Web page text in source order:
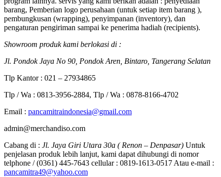
barang, Pemberian logo perusahaan (untuk setiap item barang ),
pembungkusan (wrapping), penyimpanan (inventory), dan
pengaturan pengiriman sampai ke penerima hadiah (recipients).
Showroom produk kami berlokasi di :
Jl. Pondok Jaya No 90, Pondok Aren, Bintaro, Tangerang Selatan
Tlp Kantor : 021 – 27934865
Tlp / Wa : 0813-3956-2884, Tlp / Wa : 0878-8166-4702
Email : pancamitraindonesia@gmail.com
admin@merchandiso.com
Cabang di : Jl. Jaya Giri Utara 30a ( Renon – Denpasar) Untuk
penjelasan produk lebih lanjut, kami dapat dihubungi di nomor
telphone / (0361) 445-7643 cellular : 0819-1613-0517 Atau e-mail :
pancamitra49@yahoo.com